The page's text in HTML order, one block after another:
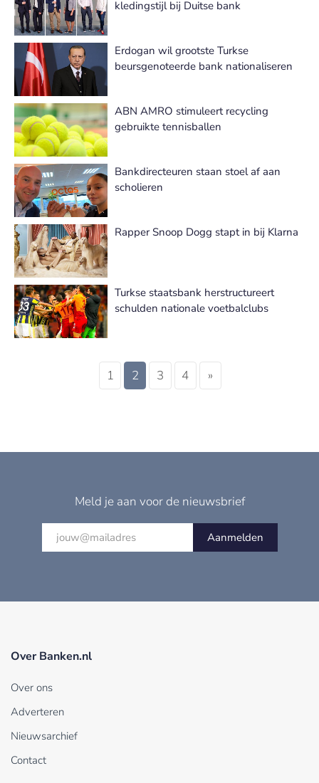
kledingstijl bij Duitse bank
Erdogan wil grootste Turkse
beursgenoteerde bank nationaliseren
ABN AMRO stimuleert recycling
gebruikte tennisballen
Bankdirecteuren staan stoel af aan
scholieren
Rapper Snoop Dogg stapt in bij Klarna
Turkse staatsbank herstructureert
schulden nationale voetbalclubs
1 2 3 4 »
Meld je aan voor de nieuwsbrief
Aanmelden
Over Banken.nl
Over ons
Adverteren
Nieuwsarchief
Contact